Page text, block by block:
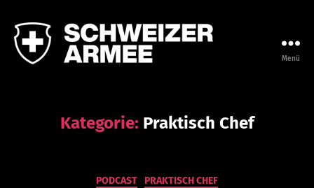
Menü
Kategorie: Praktisch Chef
Kategorien
PODCAST PRAKTISCH CHEF
n